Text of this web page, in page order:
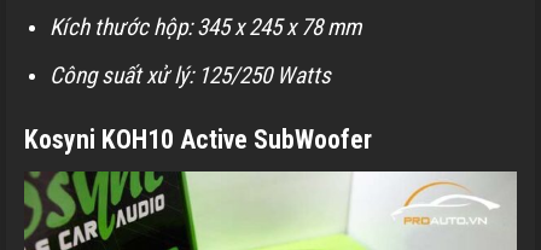
Kích thước hộp: 345 x 245 x 78 mm
Công suất xử lý: 125/250 Watts
Kosyni KOH10 Active SubWoofer